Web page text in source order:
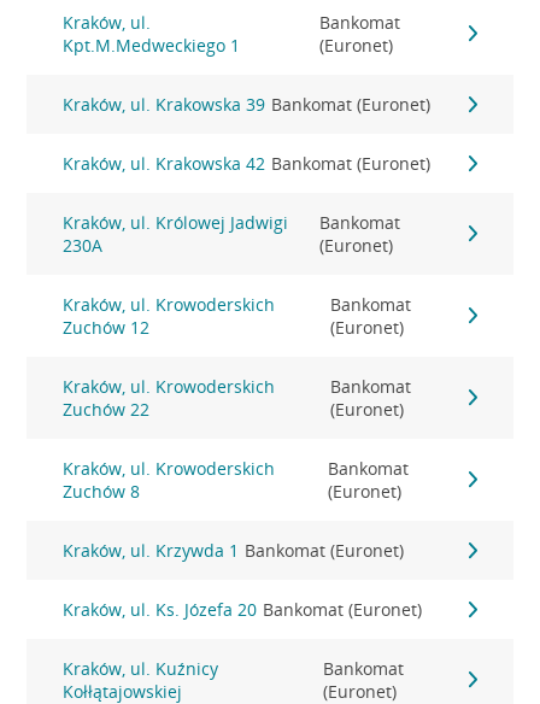
Kraków, ul.
Kpt.M.Medweckiego 1
Bankomat
(Euronet)
Kraków, ul. Krakowska 39 Bankomat (Euronet)
Kraków, ul. Krakowska 42 Bankomat (Euronet)
Kraków, ul. Królowej Jadwigi
230A
Bankomat
(Euronet)
Kraków, ul. Krowoderskich
Zuchów 12
Bankomat
(Euronet)
Kraków, ul. Krowoderskich
Zuchów 22
Bankomat
(Euronet)
Kraków, ul. Krowoderskich
Zuchów 8
Bankomat
(Euronet)
Kraków, ul. Krzywda 1 Bankomat (Euronet)
Kraków, ul. Ks. Józefa 20 Bankomat (Euronet)
Kraków, ul. Kuźnicy
Kołłątajowskiej
Bankomat
(Euronet)